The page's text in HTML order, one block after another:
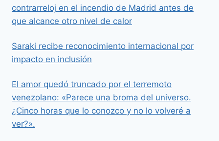
contrarreloj en el incendio de Madrid antes de
que alcance otro nivel de calor
Saraki recibe reconocimiento internacional por
impacto en inclusión
El amor quedó truncado por el terremoto
venezolano: «Parece una broma del universo.
¿Cinco horas que lo conozco y no lo volveré a
ver?».